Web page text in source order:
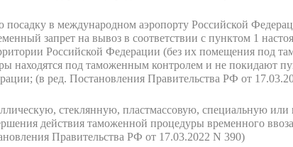
в международном аэропорту Российской
запрет на вывоз в соответствии с пунктом 1
Российской Федерации (без их помещения под
находятся под таможенным контролем и не покидают
(в ред. Постановления Правительства РФ от
стеклянную, пластмассовую, специальную
действия таможенной процедуры временного
Правительства РФ от 17.03.2022 N 390)